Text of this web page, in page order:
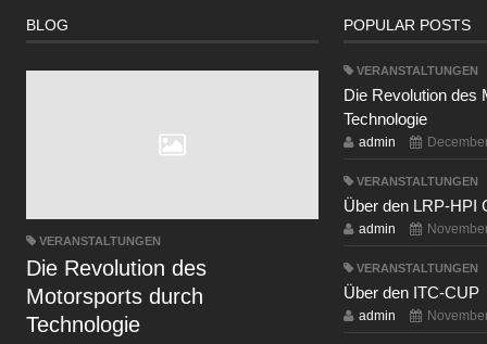
BLOG
VERANSTALTUNGEN
Die Revolution des
Motorsports durch
Technologie
POPULAR POSTS
VERANSTALTUNGEN
Die Revolution des
Technologie
admin
VERANSTALTUNGEN
Über den LRP-HPI
admin
VERANSTALTUNGEN
Über den ITC-CUP
admin